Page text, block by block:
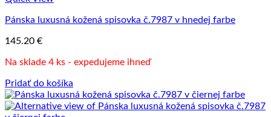
Pánska luxusná kožená spisovka č.7987 v hnedej farbe
145.20 €
Na sklade 4 ks - expedujeme ihneď
Pridať do košíka